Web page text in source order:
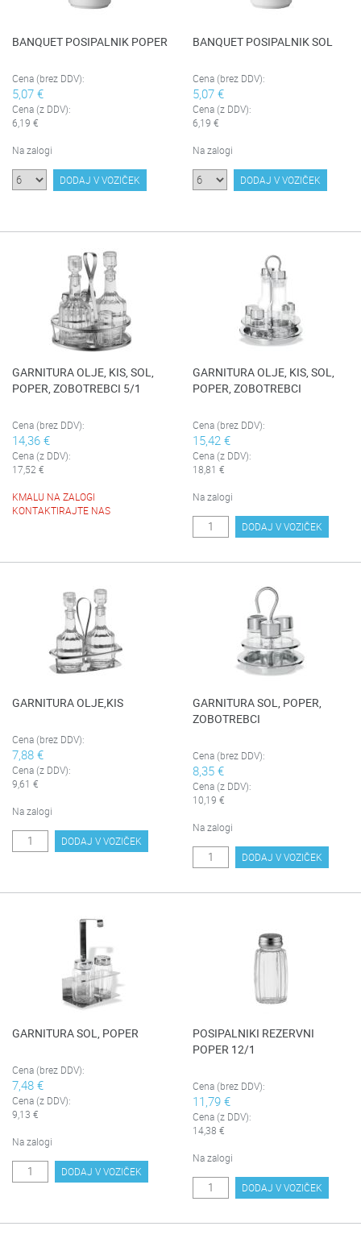
BANQUET POSIPALNIK POPER
Cena (brez DDV):
5,07 €
Cena (z DDV):
6,19 €
Na zalogi
DODAJ V VOZIČEK
BANQUET POSIPALNIK SOL
Cena (brez DDV):
5,07 €
Cena (z DDV):
6,19 €
Na zalogi
DODAJ V VOZIČEK
GARNITURA OLJE, KIS, SOL,
POPER, ZOBOTREBCI 5/1
Cena (brez DDV):
14,36 €
Cena (z DDV):
17,52 €
KMALU NA ZALOGI
KONTAKTIRAJTE NAS
GARNITURA OLJE, KIS, SOL,
POPER, ZOBOTREBCI
Cena (brez DDV):
15,42 €
Cena (z DDV):
18,81 €
Na zalogi
DODAJ V VOZIČEK
GARNITURA OLJE,KIS
Cena (brez DDV):
7,88 €
Cena (z DDV):
9,61 €
Na zalogi
DODAJ V VOZIČEK
GARNITURA SOL, POPER,
ZOBOTREBCI
Cena (brez DDV):
8,35 €
Cena (z DDV):
10,19 €
Na zalogi
DODAJ V VOZIČEK
GARNITURA SOL, POPER
Cena (brez DDV):
7,48 €
Cena (z DDV):
9,13 €
Na zalogi
DODAJ V VOZIČEK
POSIPALNIKI REZERVNI
POPER 12/1
Cena (brez DDV):
11,79 €
Cena (z DDV):
14,38 €
Na zalogi
DODAJ V VOZIČEK